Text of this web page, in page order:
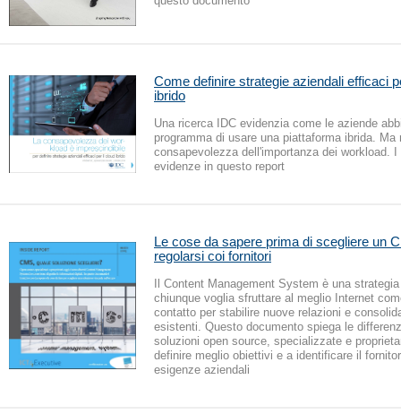
Come definire strategie aziendali efficaci
ibrido
Una ricerca IDC evidenzia come le aziende
programma di usare una piattaforma ibrida. Ma
consapevolezza dell'importanza dei workload.
evidenze in questo report
Le cose da sapere prima di scegliere un
regolarsi coi fornitori
Il Content Management System è una
chiunque voglia sfruttare al meglio Internet
contatto per stabilire nuove relazioni e
esistenti. Questo documento spiega le
soluzioni open source, specializzate e
definire meglio obiettivi e a identificare il
esigenze aziendali